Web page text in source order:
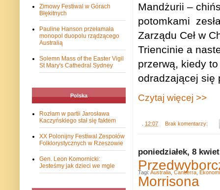
Mandżurii –
potomkami
Zarządu Ceł w
Triencinie a
przerwą, kiedy
odradzającej się
Czytaj więcej >>
12:07 Brak komentarzy:
poniedziałek, 8
Morrisona
Tagi: Australia, Canberra,
Zimowy Festiwal w Górach
Błękitnych
Pauline Hanson przełamała
monopol duopolu rządzącego
Australią
Solemn Mass of the Easter Vigil
St Mary's Cathedral Sydney
Polska
Rozłam w partii Jarosława
Kaczyńskiego stał się faktem
XX Polonijny Festiwal Zespołów
Folklorystycznych w Rzeszowie
Gen. Leon Komornicki:
Jesteśmy jak dzieci we mgle